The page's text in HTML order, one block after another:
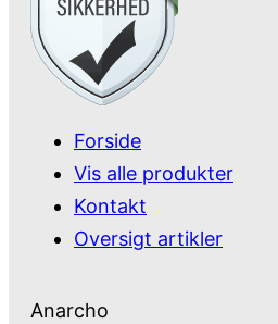
Forside
Vis alle produkter
Kontakt
Oversigt artikler
Anarcho